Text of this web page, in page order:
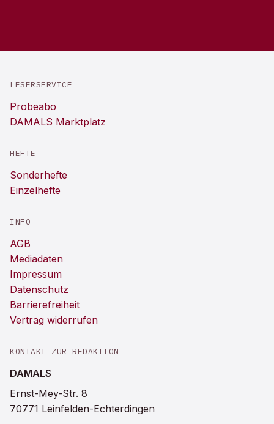
LESERSERVICE
Probeabo
DAMALS Marktplatz
HEFTE
Sonderhefte
Einzelhefte
INFO
AGB
Mediadaten
Impressum
Datenschutz
Barrierefreiheit
Vertrag widerrufen
KONTAKT ZUR REDAKTION
DAMALS
Ernst-Mey-Str. 8
70771 Leinfelden-Echterdingen